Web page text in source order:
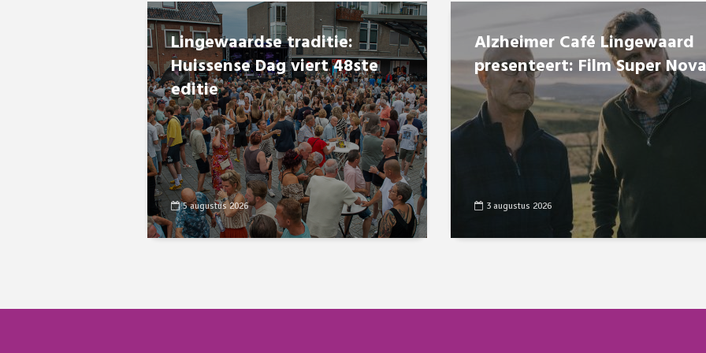
Lingewaardse traditie:
Huissense Dag viert 48ste
editie
5 augustus 2026
Alzheimer Café Lingewaard
presenteert: Film Super Nova
3 augustus 2026